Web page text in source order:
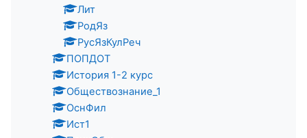
Лит
РодЯз
РусЯзКулРеч
ПОПДОТ
История 1-2 курс
Обществознание_1
ОснФил
Ист1